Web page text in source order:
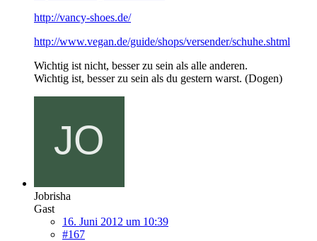
http://vancy-shoes.de/
http://www.vegan.de/guide/shops/versender/schuhe.shtml
Wichtig ist nicht, besser zu sein als alle anderen.
Wichtig ist, besser zu sein als du gestern warst. (Dogen)
Jobrisha
Gast
16. Juni 2012 um 10:39
#167